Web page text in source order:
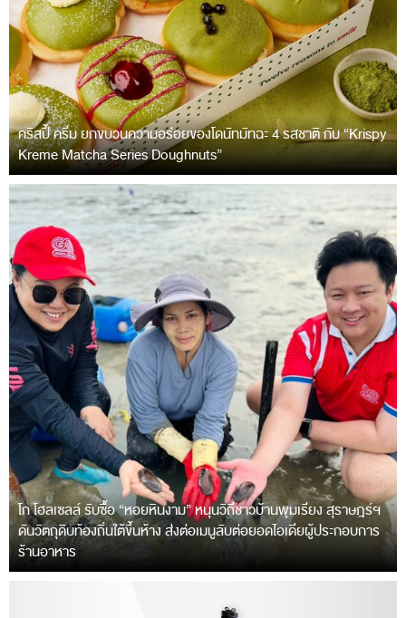
คริสปี้ ครีม ยกขบวนความอร่อยของโดนัทมัทฉะ 4 รสชาติ กับ “Krispy
Kreme Matcha Series Doughnuts”
โก โฮลเซลล์ รับซื้อ “หอยหินงาม” หนุนวิถีชาวบ้านพุมเรียง สุราษฎร์ฯ
ดันวัตถุดิบท้องถิ่นใต้ขึ้นห้าง ส่งต่อเมนูลับต่อยอดไอเดียผู้ประกอบการ
ร้านอาหาร